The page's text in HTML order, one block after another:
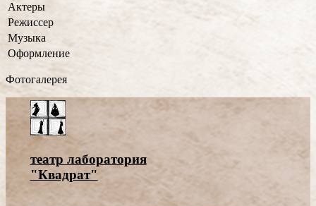
Актеры
Режиссер
Музыка
Оформление
Фотогалерея
театр лаборатория
"Квадрат"